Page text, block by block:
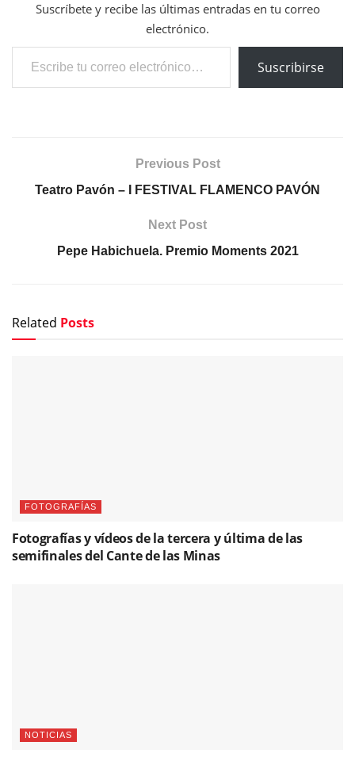
Suscríbete y recibe las últimas entradas en tu correo
electrónico.
Escribe tu correo electrónico…
Suscribirse
Previous Post
Teatro Pavón – I FESTIVAL FLAMENCO PAVÓN
Next Post
Pepe Habichuela. Premio Moments 2021
Related Posts
FOTOGRAFÍAS
Fotografías y vídeos de la tercera y última de las
semifinales del Cante de las Minas
NOTICIAS